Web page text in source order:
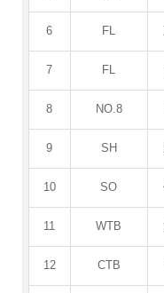
6 FL
7 FL
8 NO.8
9 SH
10 SO
11 WTB
12 CTB